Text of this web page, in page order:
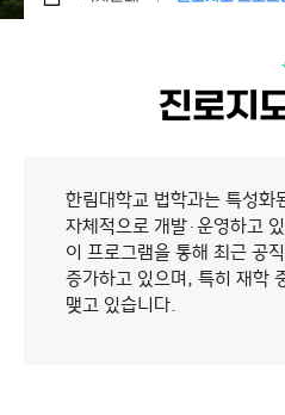
공지사항
학생활동
관련사이트
법학연구소
졸업 후의 진로
졸업생 진출 현
경력개발 로드맵
진로지
한림대학교 법학과는 특성화
자체적으로 개발·운영하고
이 프로그램을 통해 최근 공
증가하고 있으며, 특히 재학
맺고 있습니다.